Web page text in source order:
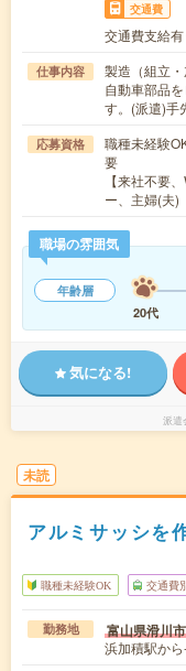
交通費
交通費支給有
仕事内容
製造（組立・
自動車部品
す。(派遣)手
応募資格
職種未経験
要
【来社不要
ー、主婦(夫
職場の雰囲気
年齢層
20代
気になる!
派遣
未読
アルミサッシを
職種未経験OK 交通費
勤務地 富山県滑川市
浜加積駅か